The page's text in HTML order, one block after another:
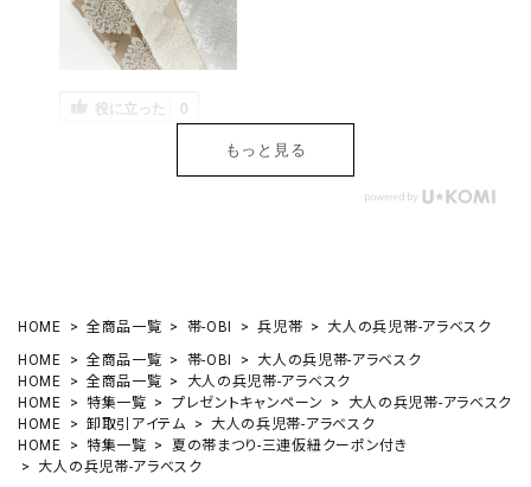
役に立った 0
もっと見る
HOME 全商品一覧 帯-OBI 兵児帯
大人の兵児帯-アラベスク
HOME
全商品一覧 帯-OBI
大人の兵児帯-アラベスク
HOME
全商品一覧
大人の兵児帯-アラベスク
HOME
特集一覧 プレゼントキャンペーン
大人の兵児帯-アラベスク
HOME
卸取引アイテム
大人の兵児帯-アラベスク
HOME
特集一覧
夏の帯まつり-三連仮紐クーポン付き
大人の兵児帯-アラベスク